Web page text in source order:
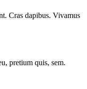
Cras dapibus. Vivamus
pretium quis, sem.